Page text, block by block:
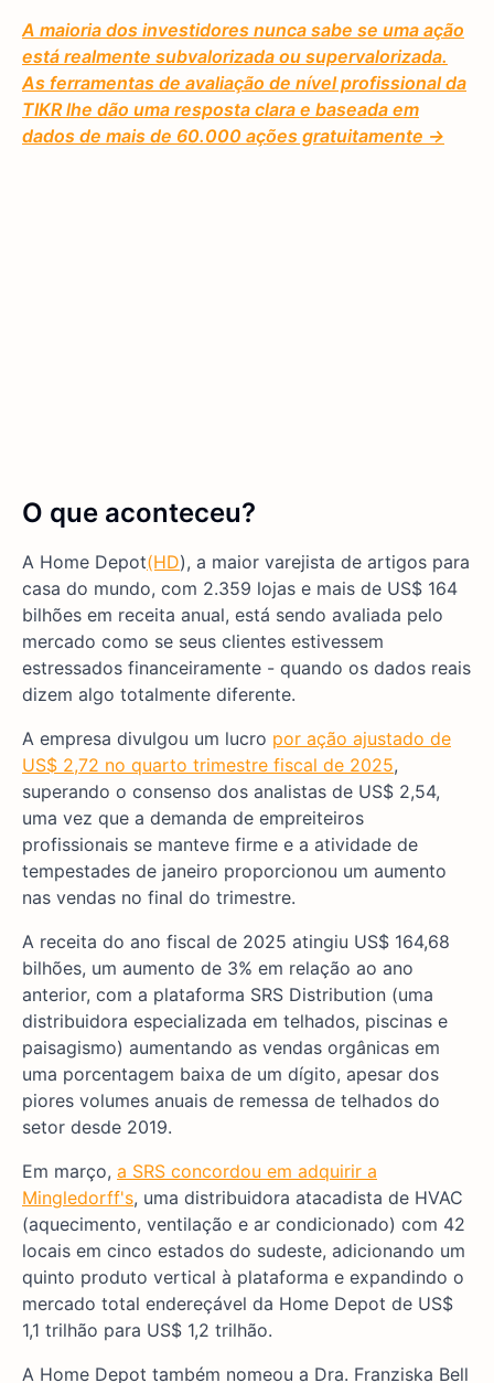
A maioria dos investidores nunca sabe se uma ação
está realmente subvalorizada ou supervalorizada.
As ferramentas de avaliação de nível profissional da
TIKR lhe dão uma resposta clara e baseada em
dados de mais de 60.000 ações gratuitamente →
O que aconteceu?
A Home Depot(HD), a maior varejista de artigos para
casa do mundo, com 2.359 lojas e mais de US$ 164
bilhões em receita anual, está sendo avaliada pelo
mercado como se seus clientes estivessem
estressados financeiramente - quando os dados reais
dizem algo totalmente diferente.
A empresa divulgou um lucro por ação ajustado de
US$ 2,72 no quarto trimestre fiscal de 2025,
superando o consenso dos analistas de US$ 2,54,
uma vez que a demanda de empreiteiros
profissionais se manteve firme e a atividade de
tempestades de janeiro proporcionou um aumento
nas vendas no final do trimestre.
A receita do ano fiscal de 2025 atingiu US$ 164,68
bilhões, um aumento de 3% em relação ao ano
anterior, com a plataforma SRS Distribution (uma
distribuidora especializada em telhados, piscinas e
paisagismo) aumentando as vendas orgânicas em
uma porcentagem baixa de um dígito, apesar dos
piores volumes anuais de remessa de telhados do
setor desde 2019.
Em março, a SRS concordou em adquirir a
Mingledorff's, uma distribuidora atacadista de HVAC
(aquecimento, ventilação e ar condicionado) com 42
locais em cinco estados do sudeste, adicionando um
quinto produto vertical à plataforma e expandindo o
mercado total endereçável da Home Depot de US$
1,1 trilhão para US$ 1,2 trilhão.
A Home Depot também nomeou a Dra. Franziska Bell